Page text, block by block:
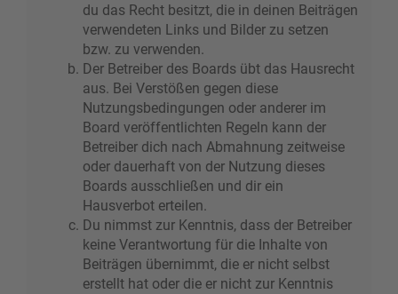
du das Recht besitzt, die in deinen Beiträgen
verwendeten Links und Bilder zu setzen
bzw. zu verwenden.
Der Betreiber des Boards übt das Hausrecht
aus. Bei Verstößen gegen diese
Nutzungsbedingungen oder anderer im
Board veröffentlichten Regeln kann der
Betreiber dich nach Abmahnung zeitweise
oder dauerhaft von der Nutzung dieses
Boards ausschließen und dir ein
Hausverbot erteilen.
Du nimmst zur Kenntnis, dass der Betreiber
keine Verantwortung für die Inhalte von
Beiträgen übernimmt, die er nicht selbst
erstellt hat oder die er nicht zur Kenntnis